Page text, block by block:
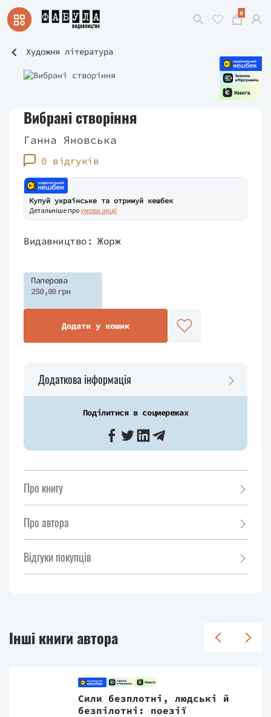
0
Художня література
Вибрані створіння
Ганна Яновська
0 відгуків
Купуй українське та отримуй кешбек
Детальніше проумови акції
Видавництво: Жорж
Паперова
250,00 грн
Додати у кошик
Додаткова інформація
Поділитися в соцмережах
Про книгу
Про автора
Відгуки покупців
Інші книги автора
Сили безплотні, людські й
безпілотні: поезії